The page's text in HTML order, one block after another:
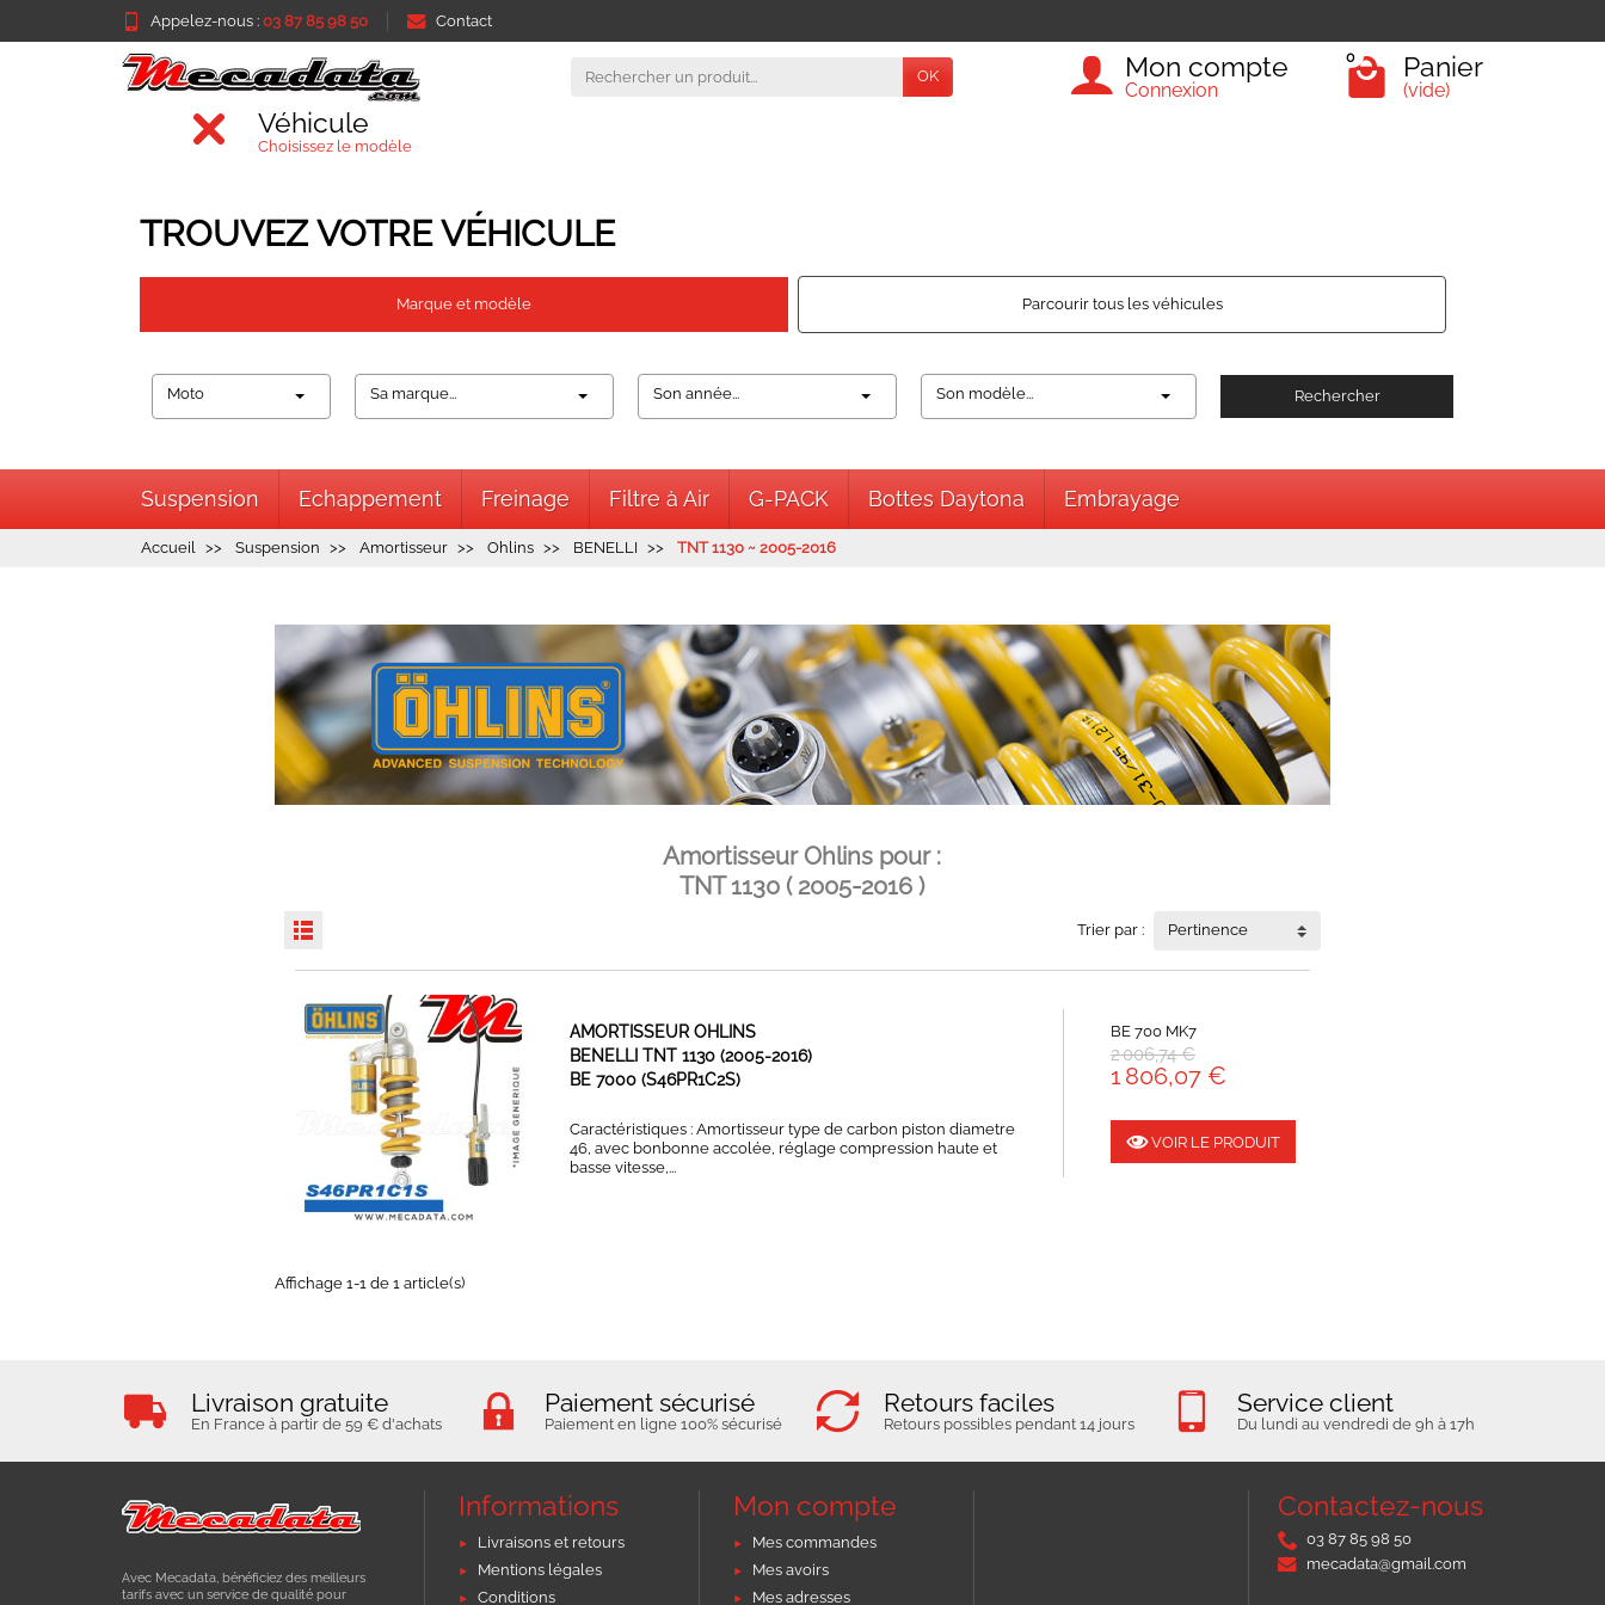
Appelez-nous : 03 87 85 98 50 Contact
OK Mon compte
Connexion
0 Panier
(vide)
Véhicule
Choisissez le modèle
TROUVEZ VOTRE VÉHICULE
Marque et modèle Parcourir tous les véhicules
Moto Sa marque... Son année... Son modèle... Rechercher
Suspension Echappement Freinage Filtre à Air G-PACK Bottes Daytona Embrayage
Accueil Suspension Amortisseur Ohlins BENELLI TNT 1130 ~ 2005-2016
Amortisseur Ohlins pour :
TNT 1130 ( 2005-2016 )
Trier par : Pertinence
AMORTISSEUR OHLINS
BENELLI TNT 1130 (2005-2016)
BE 7000 (S46PR1C2S)
Caractéristiques : Amortisseur type de carbon piston diametre
46, avec bonbonne accolée, réglage compression haute et
basse vitesse,...
BE 700 MK7
2 006,74 €
1 806,07 €
VOIR LE PRODUIT
Affichage 1-1 de 1 article(s)
Livraison gratuite
En France à partir de 59 € d'achats
Paiement sécurisé
Paiement en ligne 100% sécurisé
Retours faciles
Retours possibles pendant 14 jours
Service client
Du lundi au vendredi de 9h à 17h
Avec Mecadata, bénéficiez des meilleurs
tarifs avec un service de qualité pour
Informations
Livraisons et retours
Mentions légales
Conditions
Mon compte
Mes commandes
Mes avoirs
Mes adresses
Contactez-nous
03 87 85 98 50
mecadata@gmail.com